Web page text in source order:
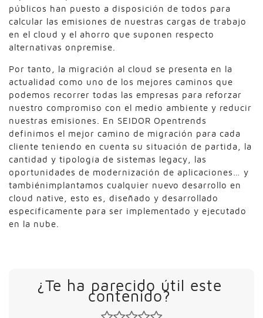
públicos han puesto a disposición de todos para
calcular las emisiones de nuestras cargas de trabajo
en el cloud y el ahorro que suponen respecto
alternativas onpremise.
Por tanto, la migración al cloud se presenta en la
actualidad como uno de los mejores caminos que
podemos recorrer todas las empresas para reforzar
nuestro compromiso con el medio ambiente y reducir
nuestras emisiones. En SEIDOR Opentrends
definimos el mejor camino de migración para cada
cliente teniendo en cuenta su situación de partida, la
cantidad y tipología de sistemas legacy, las
oportunidades de modernización de aplicaciones… y
tambiénimplantamos cualquier nuevo desarrollo en
cloud native, esto es, diseñado y desarrollado
específicamente para ser implementado y ejecutado
en la nube.
¿Te ha parecido útil este
contenido?